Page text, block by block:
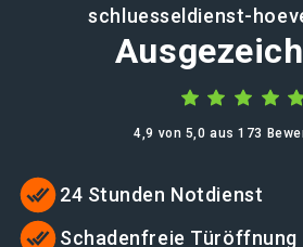
schluesseldienst-
4,9 von 5,0 aus 173
24 Stunden Notdienst
Schadenfreie Türöffnung